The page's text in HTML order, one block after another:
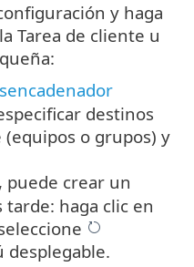
y haga
Tarea de cliente u
destinos
o grupos) y
, puede crear un
tarde: haga clic en
desplegable.